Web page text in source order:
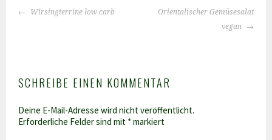
BEITRAGS-
Wirsingterrine low carb
Orientalischer Gemüsesalat
vegan
SCHREIBE EINEN KOMMENTAR
Deine E-Mail-Adresse wird nicht veröffentlicht.
Erforderliche Felder sind mit *markiert